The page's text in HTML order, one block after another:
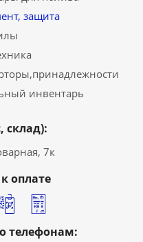
защита
инвентарь
склад):
7к
оплате
телефонам: